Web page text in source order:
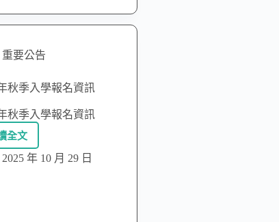
重要公告
秋季入學報名資訊
秋季入學報名資訊
全文
2025 年 10 月 29 日